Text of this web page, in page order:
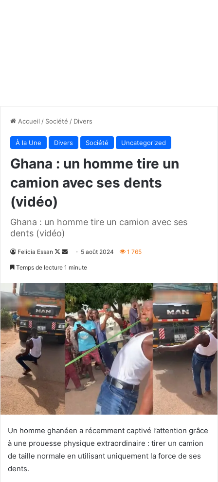
Accueil / Société / Divers
À la Une Divers Société Uncategorized
Ghana : un homme tire un
camion avec ses dents
(vidéo)
Ghana : un homme tire un camion avec ses
dents (vidéo)
Felicia Essan
Follow
Envoyer5 août 2024 1 765
Temps de lecture 1 minute
Un homme ghanéen a récemment captivé l’attention grâce
à une prouesse physique extraordinaire : tirer un camion
de taille normale en utilisant uniquement la force de ses
dents.